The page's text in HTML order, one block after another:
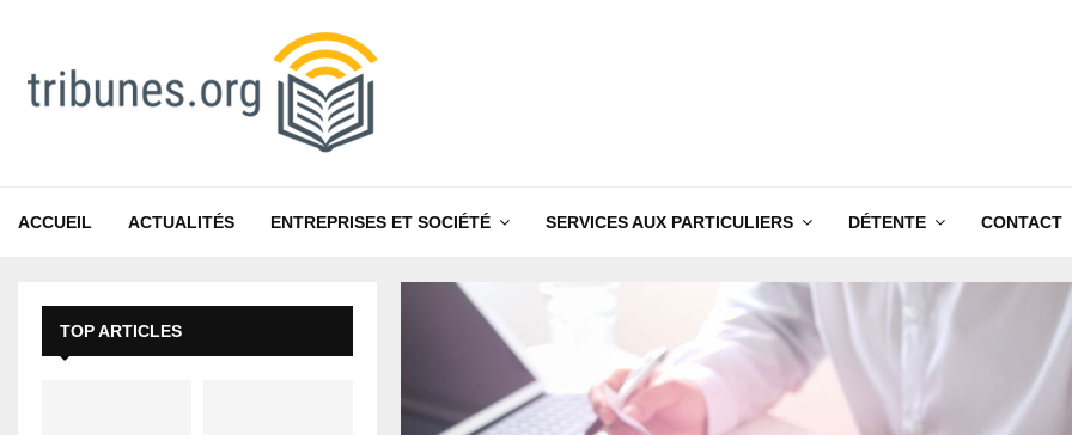
ACCUEIL ACTUALITÉS ENTREPRISES ET SOCIÉTÉ SERVICES AUX PARTICULIERS DÉTENTE CONTACT
TOP ARTICLES